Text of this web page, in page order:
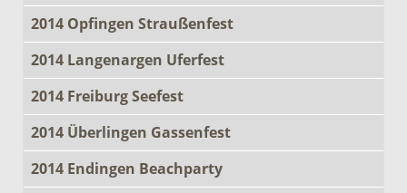
2014 Opfingen Straußenfest
2014 Langenargen Uferfest
2014 Freiburg Seefest
2014 Überlingen Gassenfest
2014 Endingen Beachparty